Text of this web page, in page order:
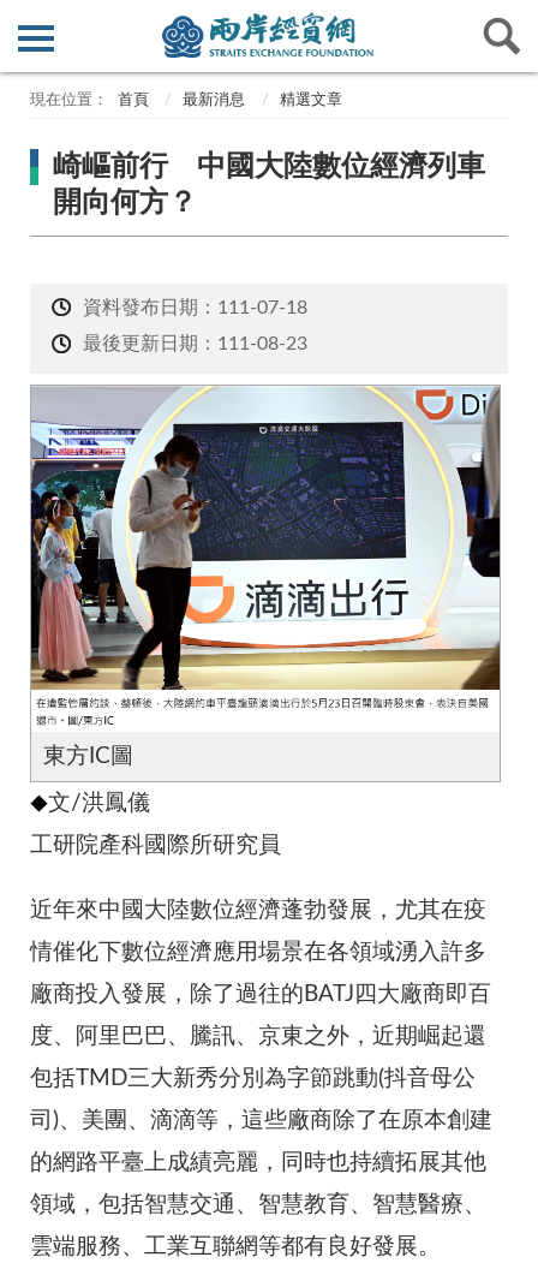
首頁 最新消息 精選文章
崎嶇前行 中國大陸數位經濟列車
開向何方？
資料發布日期：111-07-18
最後更新日期：111-08-23
東方IC圖
◆文/洪鳳儀
工研院產科國際所研究員
近年來中國大陸數位經濟蓬勃發展，尤其在疫
情催化下數位經濟應用場景在各領域湧入許多
廠商投入發展，除了過往的BATJ四大廠商即百
度、阿里巴巴、騰訊、京東之外，近期崛起還
包括TMD三大新秀分別為字節跳動(抖音母公
司)、美團、滴滴等，這些廠商除了在原本創建
的網路平臺上成績亮麗，同時也持續拓展其他
領域，包括智慧交通、智慧教育、智慧醫療、
雲端服務、工業互聯網等都有良好發展。